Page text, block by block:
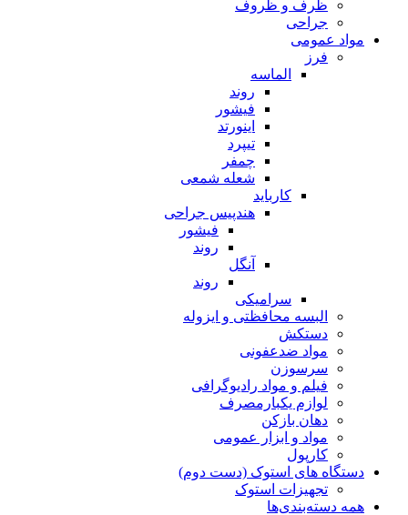
ظرف و ظروف
جراحی
مواد عمومی
فرز
الماسه
روند
فیشور
اینورتد
تیپرد
چمفر
شعله شمعی
کارباید
هندپیس جراحی
فیشور
روند
آنگل
روند
سرامیکی
البسه محافظتی و ایزوله
دستکش
مواد ضدعفونی
سرسوزن
فیلم و مواد رادیوگرافی
لوازم یکبارمصرف
دهان بازکن
مواد و ابزار عمومی
کارپول
دستگاه های استوک (دست دوم)
تجهیزات استوک
همه دسته‌بندی‌ها